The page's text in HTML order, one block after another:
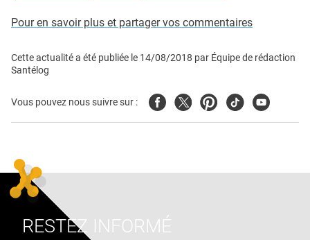
Pour en savoir plus et partager vos commentaires
Cette actualité a été publiée le 14/08/2018 par Équipe de rédaction
Santélog
Vous pouvez nous suivre sur : FacebookTwitterPinterest
TiktokYoutube
RESTEZ INFORMÉ